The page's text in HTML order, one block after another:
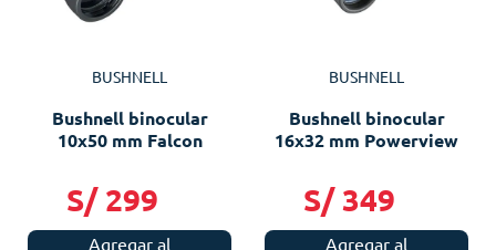
BUSHNELL
Bushnell binocular
10x50 mm Falcon
S/ 299
Agregar al
BUSHNELL
Bushnell binocular
16x32 mm Powerview
S/ 349
Agregar al